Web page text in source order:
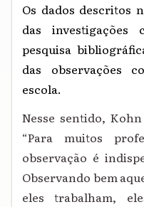
Os dados descritos
das
pesquisa
das observações
escola.
Nesse sentido,
“Para muitos
observação é
Observando bem
eles trabalham,